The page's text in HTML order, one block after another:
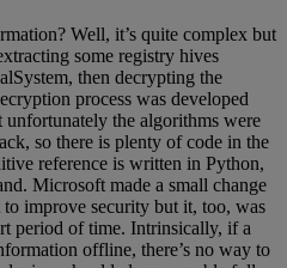
Well, it’s quite complex but
some registry hives
then decrypting the
process was developed
unfortunately the algorithms were
so there is plenty of code in the
reference is written in Python,
Microsoft made a small change
improve security but it, too, was
period of time. Intrinsically, if a
offline, there’s no way to